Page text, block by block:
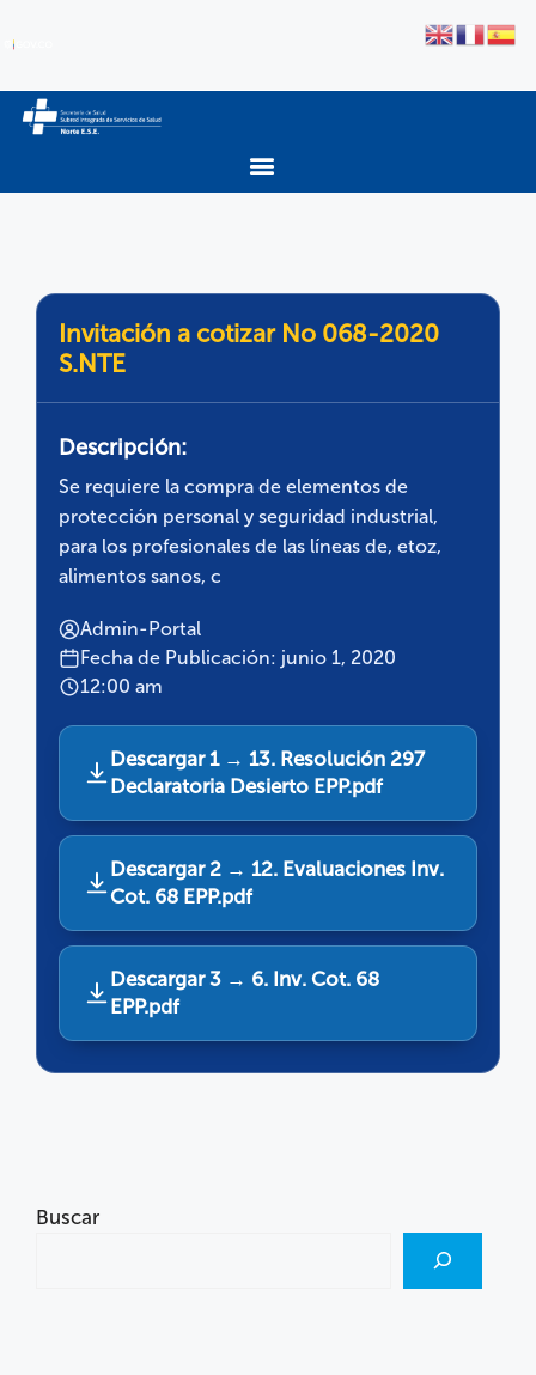
Invitación a cotizar No 068-2020
S.NTE
Descripción:
Se requiere la compra de elementos de
protección personal y seguridad industrial,
para los profesionales de las líneas de, etoz,
alimentos sanos, c
Admin-Portal
Fecha de Publicación: junio 1, 2020
12:00 am
Descargar 1 → 13. Resolución 297
Declaratoria Desierto EPP.pdf
Descargar 2 → 12. Evaluaciones Inv.
Cot. 68 EPP.pdf
Descargar 3 → 6. Inv. Cot. 68
EPP.pdf
Buscar